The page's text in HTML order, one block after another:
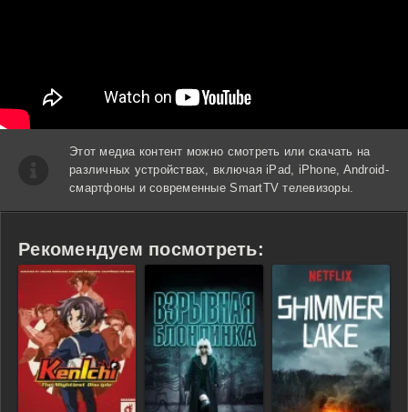
Этот медиа контент можно смотреть или скачать на
различных устройствах, включая iPad, iPhone, Android-
смартфоны и современные SmartTV телевизоры.
Рекомендуем посмотреть: